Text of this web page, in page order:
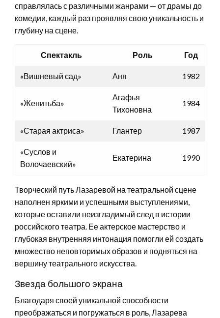
справлялась с различными жанрами — от драмы до
комедии, каждый раз проявляя свою уникальность и
глубину на сцене.
Спектакль Роль Год
«Вишневый сад» Аня 1982
«Женитьба»
Агафья
Тихоновна
1984
«Старая актриса» Глантер 1987
«Суслов и
Волочаевский»
Екатерина 1990
Творческий путь Лазаревой на театральной сцене
наполнен яркими и успешными выступлениями,
которые оставили неизгладимый след в истории
российского театра. Ее актерское мастерство и
глубокая внутренняя интонация помогли ей создать
множество неповторимых образов и подняться на
вершину театрального искусства.
Звезда большого экрана
Благодаря своей уникальной способности
преображаться и погружаться в роль, Лазарева